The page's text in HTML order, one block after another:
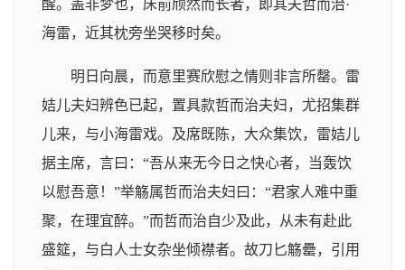
醒。盖非梦也，床前颀然而长者，即其夫哲而治·
海雷，近其枕旁坐哭移时矣。
明日向晨，而意里赛欣慰之情则非言所罄。雷
姞儿夫妇辨色已起，置具款哲而治夫妇，尤招集群
儿来，与小海雷戏。及席既陈，大众集饮，雷姞儿
据主席，言曰：“吾从来无今日之快心者，当轰饮
以慰吾意！”举觞属哲而治夫妇曰：“君家人难中重
聚，在理宜醉。”而哲而治自少及此，从未有赴此
盛筵，与白人士女杂坐倾襟者。故刀匕觞罍，引用